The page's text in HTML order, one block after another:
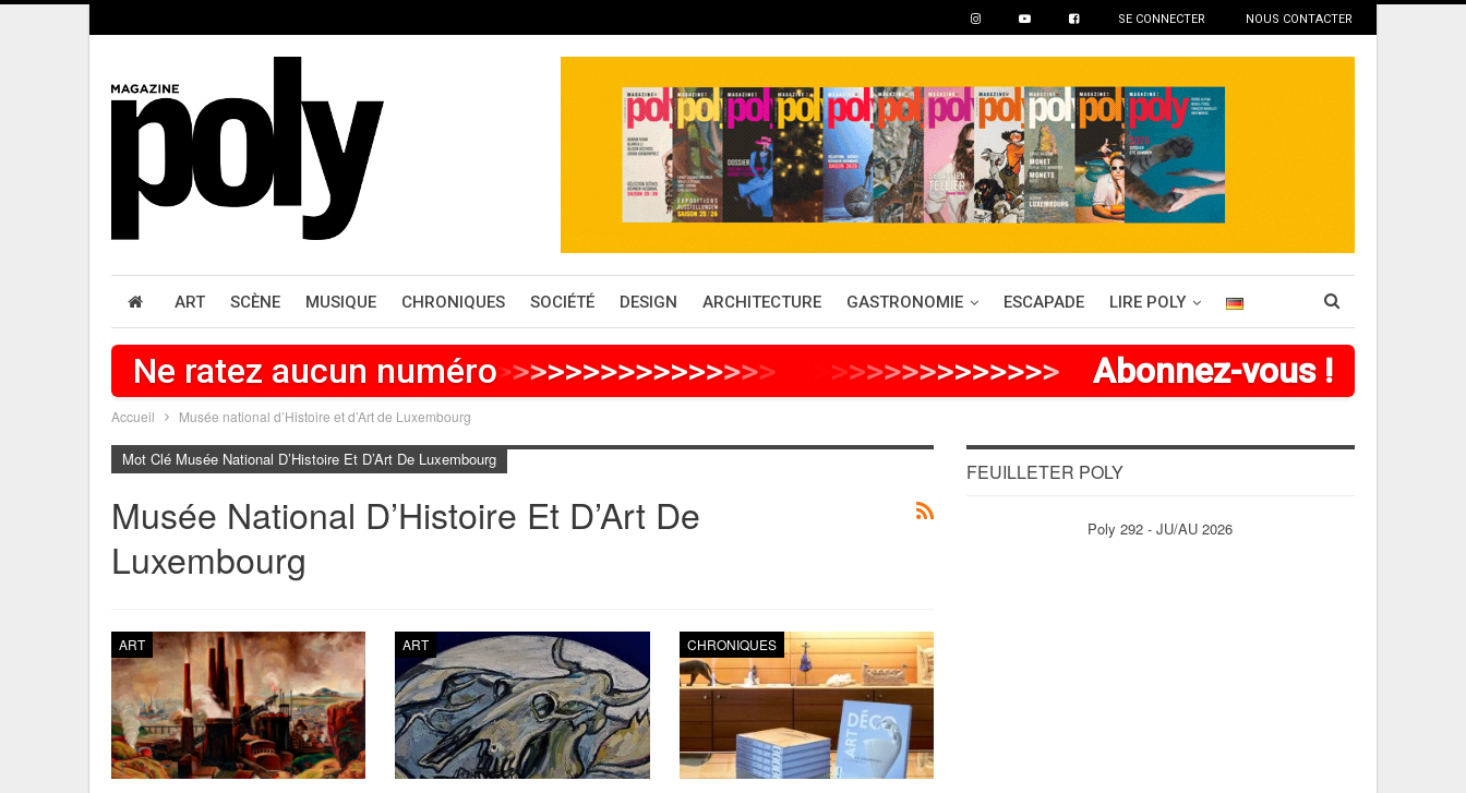
SE CONNECTER NOUS CONTACTER
ART SCÈNE MUSIQUE CHRONIQUES SOCIÉTÉ DESIGN ARCHITECTURE GASTRONOMIE ESCAPADE LIRE POLY
Ne ratez aucun numéro>>>>>>>>>>>>>>>> >>>> >>>>>>>> Abonnez-vous !
Accueil Musée national d’Histoire et d’Art de Luxembourg
Mot Clé Musée National D’Histoire Et D’Art De Luxembourg
Musée National D’Histoire Et D’Art De
Luxembourg
ART ART CHRONIQUES
FEUILLETER POLY
Poly 292 - JU/AU 2026